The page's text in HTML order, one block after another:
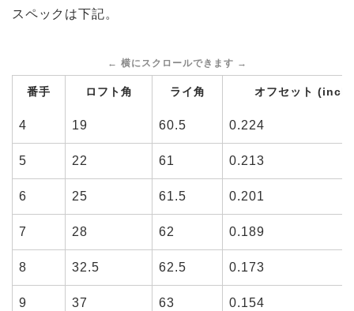
スペックは下記。
番手 ロフト角 ライ角 オフセット (inch)
4 19 60.5 0.224
5 22 61 0.213
6 25 61.5 0.201
7 28 62 0.189
8 32.5 62.5 0.173
9 37 63 0.154